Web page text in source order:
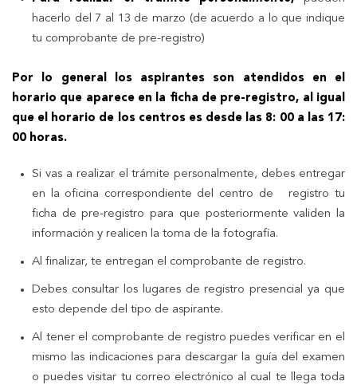
hacerlo del 7 al 13 de marzo (de acuerdo a lo que indique
tu comprobante de pre-registro)
Por lo general los aspirantes son atendidos en el
horario que aparece en la ficha de pre-registro, al igual
que el horario de los centros es desde las 8: 00 a las 17:
00 horas.
Si vas a realizar el trámite personalmente, debes entregar
en la oficina correspondiente del centro de registro tu
ficha de pre-registro para que posteriormente validen la
información y realicen la toma de la fotografía.
Al finalizar, te entregan el comprobante de registro.
Debes consultar los lugares de registro presencial ya que
esto depende del tipo de aspirante.
Al tener el comprobante de registro puedes verificar en el
mismo las indicaciones para descargar la guía del examen
o puedes visitar tu correo electrónico al cual te llega toda